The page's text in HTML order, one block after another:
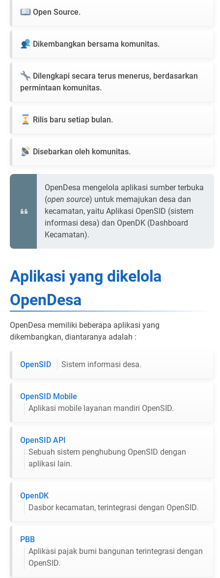
Open Source.
Dikembangkan bersama komunitas.
Dilengkapi secara terus menerus, berdasarkan
permintaan komunitas.
Rilis baru setiap bulan.
Disebarkan oleh komunitas.
OpenDesa mengelola aplikasi sumber terbuka
(open source) untuk memajukan desa dan
kecamatan, yaitu Aplikasi OpenSID (sistem
informasi desa) dan OpenDK (Dashboard
Kecamatan).
Aplikasi yang dikelola
OpenDesa
OpenDesa memiliki beberapa aplikasi yang
dikembangkan, diantaranya adalah :
OpenSID Sistem informasi desa.
OpenSID Mobile
Aplikasi mobile layanan mandiri OpenSID.
OpenSID API
Sebuah sistem penghubung OpenSID dengan
aplikasi lain.
OpenDK
Dasbor kecamatan, terintegrasi dengan OpenSID.
PBB
Aplikasi pajak bumi bangunan terintegrasi dengan
OpenSID.